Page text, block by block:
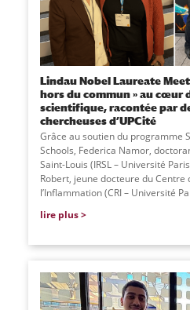
Lindau Nobel Laureate
hors du commun » au cœur
scientifique, racontée par
chercheuses d’UPCité
Grâce au soutien du programme
Schools, Federica Namor,
Saint-Louis (IRSL – Université
Robert, jeune docteure du Centre
l’Inflammation (CRI – Université
lire plus